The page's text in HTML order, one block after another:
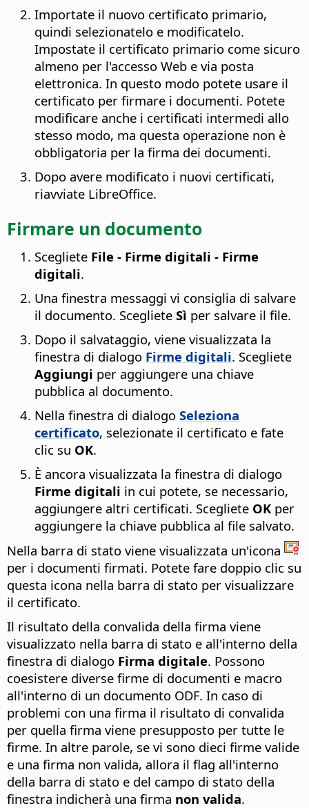
Importate il nuovo certificato primario,
quindi selezionatelo e modificatelo.
Impostate il certificato primario come sicuro
almeno per l'accesso Web e via posta
elettronica. In questo modo potete usare il
certificato per firmare i documenti. Potete
modificare anche i certificati intermedi allo
stesso modo, ma questa operazione non è
obbligatoria per la firma dei documenti.
Dopo avere modificato i nuovi certificati,
riavviate LibreOffice.
Firmare un documento
Scegliete File - Firme digitali - Firme
digitali.
Una finestra messaggi vi consiglia di salvare
il documento. Scegliete Sì per salvare il file.
Dopo il salvataggio, viene visualizzata la
finestra di dialogo Firme digitali. Scegliete
Aggiungi per aggiungere una chiave
pubblica al documento.
Nella finestra di dialogo Seleziona
certificato, selezionate il certificato e fate
clic su OK.
È ancora visualizzata la finestra di dialogo
Firme digitali in cui potete, se necessario,
aggiungere altri certificati. Scegliete OK per
aggiungere la chiave pubblica al file salvato.
Nella barra di stato viene visualizzata un'icona
per i documenti firmati. Potete fare doppio clic su
questa icona nella barra di stato per visualizzare
il certificato.
Il risultato della convalida della firma viene
visualizzato nella barra di stato e all'interno della
finestra di dialogo Firma digitale. Possono
coesistere diverse firme di documenti e macro
all'interno di un documento ODF. In caso di
problemi con una firma il risultato di convalida
per quella firma viene presupposto per tutte le
firme. In altre parole, se vi sono dieci firme valide
e una firma non valida, allora il flag all'interno
della barra di stato e del campo di stato della
finestra indicherà una firma non valida.